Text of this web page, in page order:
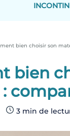
bien choisir son
bien